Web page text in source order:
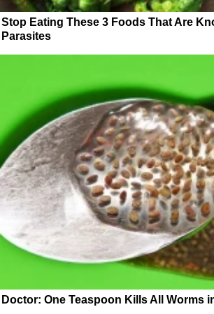
Stop Eating These 3 Foods That Are
Parasites
Doctor: One Teaspoon Kills All Worms